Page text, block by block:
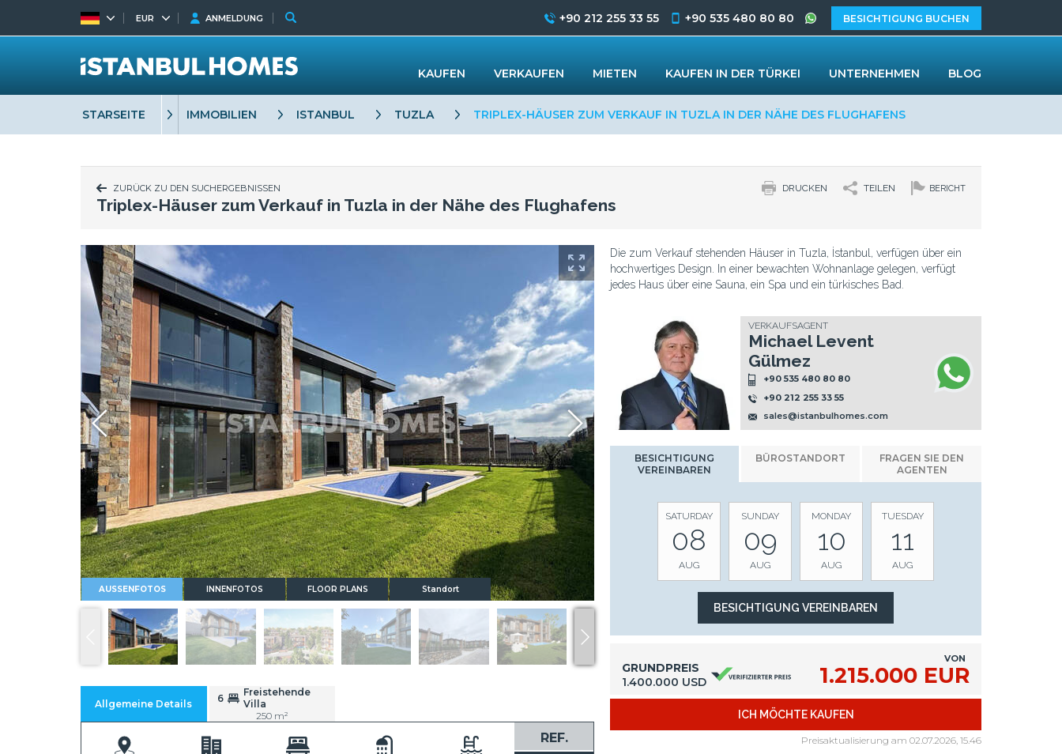
STARSEITE IMMOBILIEN ISTANBUL TUZLA TRIPLEX-HÄUSER ZUM VERKAUF IN TUZLA IN DER NÄHE DES FLUGHAFENS
ZURÜCK ZU DEN SUCHERGEBNISSEN BERICHT
TEILEN
DRUCKEN
Triplex-Häuser zum Verkauf in Tuzla in der Nähe des Flughafens
AUSSENFOTOS INNENFOTOS FLOOR PLANS Standort
Allgemeine Details 6
Freistehende
Villa
250 m²
REF.
Die zum Verkauf stehenden Häuser in Tuzla, İstanbul, verfügen über ein
hochwertiges Design. In einer bewachten Wohnanlage gelegen, verfügt
jedes Haus über eine Sauna, ein Spa und ein türkisches Bad.
VERKAUFSAGENT
Michael Levent
Gülmez
+90 535 480 80 80
+90 212 255 33 55
sales@istanbulhomes.com
Whatsapp
BESICHTIGUNG
VEREINBAREN
BÜROSTANDORT
FRAGEN SIE DEN
AGENTEN
SATURDAY
08
AUG
SUNDAY
09
AUG
MONDAY
10
AUG
TUESDAY
11
AUG
GRUNDPREIS
1.400.000 USD
VON
1.215.000 EUR
ICH MÖCHTE KAUFEN
Preisaktualisierung am 02.07.2026, 15.46
EUR ANMELDUNG +90 212 255 33 55 +90 535 480 80 80 BESICHTIGUNG BUCHEN
KAUFEN VERKAUFEN MIETEN KAUFEN IN DER TÜRKEI UNTERNEHMEN BLOG